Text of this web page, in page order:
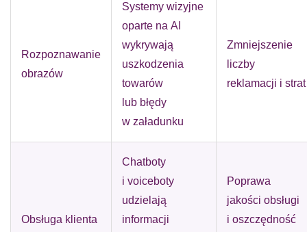
Rozpoznawanie
obrazów
Systemy wizyjne
oparte na AI
wykrywają
uszkodzenia
towarów
lub błędy
w załadunku
Zmniejszenie
liczby
reklamacji i strat
Obsługa klienta
Chatboty
i voiceboty
udzielają
informacji
Poprawa
jakości obsługi
i oszczędność